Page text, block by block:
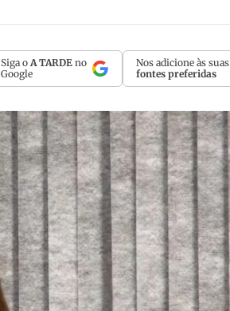
Siga o A TARDE no
Google
Nos adicione às suas
fontes preferidas